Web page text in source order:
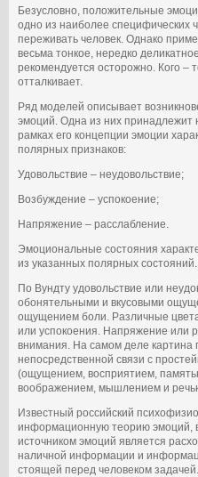
Безусловно, положительные
одно из наиболее специфических
переживать человек. Однако
весьма тонкое, нередко
рекомендуется осторожно. Кого –
отталкивает.
Ряд моделей описывает
эмоций. Одна из них принадлежит
рамках его концепции эмоции
полярных признаков:
Удовольствие – неудовольствие;
Возбуждение – успокоение;
Напряжение – расслабление.
Эмоциональные состояния
из указанных полярных состояний.
По Вундту удовольствие или
обонятельными и вкусовыми
ощущением боли. Различные
или успокоения. Напряжение или
внимания. На самом деле картина
непосредственной связи с
(ощущением, восприятием,
воображением, мышлением и
Известный российский
информационную теорию эмоций, в
источником эмоций является
наличной информации и
стоящей перед человеком